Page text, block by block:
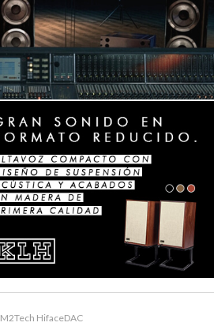
M2Tech HifaceDAC